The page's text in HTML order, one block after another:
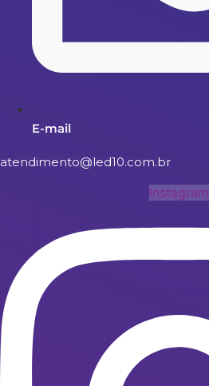
E-mail
atendimento@led10.com.br
Instagram